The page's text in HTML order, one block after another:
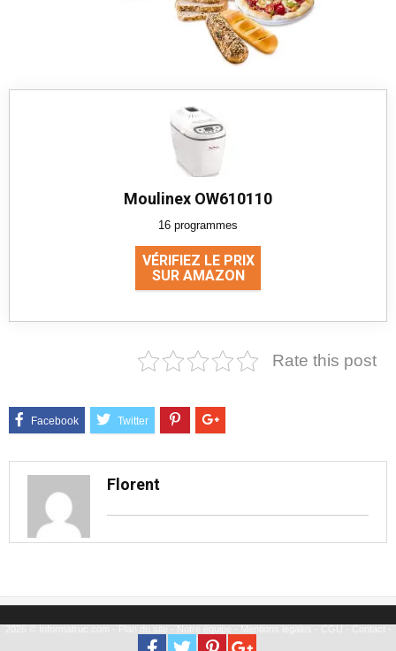
Moulinex OW610110
16 programmes
VÉRIFIEZ LE PRIX
SUR AMAZON
Rate this post
Florent
Partenariat